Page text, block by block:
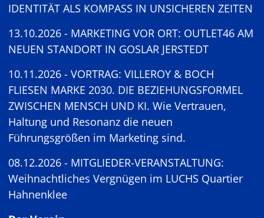
IDENTITÄT ALS KOMPASS IN UNSICHEREN ZEITEN
13.10.2026 - MARKETING VOR ORT: OUTLET46 AM
NEUEN STANDORT IN GOSLAR JERSTEDT
10.11.2026 - VORTRAG: VILLEROY & BOCH
FLIESEN MARKE 2030. DIE BEZIEHUNGSFORMEL
ZWISCHEN MENSCH UND KI. Wie Vertrauen,
Haltung und Resonanz die neuen
Führungsgrößen im Marketing sind.
08.12.2026 - MITGLIEDER-VERANSTALTUNG:
Weihnachtliches Vergnügen im LUCHS Quartier
Hahnenklee